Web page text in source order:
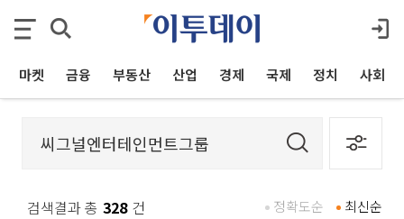
마켓 금융 부동산 산업 경제 국제 정치 사회
검색결과 총 328 건 최신순
정확도순